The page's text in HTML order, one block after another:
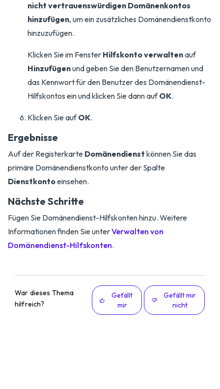
nicht vertrauenswürdigen Domänenkontos
hinzufügen, um ein zusätzliches Domänendienstkonto
hinzuzufügen.
Klicken Sie im Fenster Hilfskonto verwaltenauf
Hinzufügenund geben Sie den Benutzernamen und
das Kennwort für den Benutzer des Domänendienst-
Hilfskontos ein und klicken Sie dann aufOK.
Klicken Sie aufOK.
Ergebnisse
Auf der Registerkarte Domänendienst können Sie das
primäre Domänendienstkonto unter der Spalte
Dienstkontoeinsehen.
Nächste Schritte
Fügen Sie Domänendienst-Hilfskonten hinzu. Weitere
Informationen finden Sie unterVerwalten von
Domänendienst-Hilfskonten.
War dieses Thema
hilfreich?
Gefällt
mir
Gefällt mir
nicht